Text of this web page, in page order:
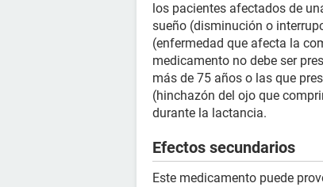
los pacientes afectados de
sueño (disminución o
(enfermedad que afecta la
medicamento no debe ser
más de 75 años o las que
(hinchazón del ojo que
durante la lactancia.
Efectos secundarios
Este medicamento puede